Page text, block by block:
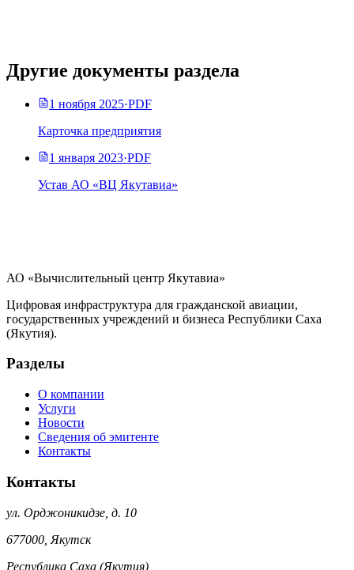
Другие документы раздела
1 ноября 2025·PDF
Карточка предприятия
1 января 2023·PDF
Устав АО «ВЦ Якутавиа»
АО «Вычислительный центр Якутавиа»
Цифровая инфраструктура для гражданской авиации,
государственных учреждений и бизнеса Республики Саха
(Якутия).
Разделы
О компании
Услуги
Новости
Сведения об эмитенте
Контакты
Контакты
ул. Орджоникидзе, д. 10
677000 Якутск
Республика Саха (Якутия)